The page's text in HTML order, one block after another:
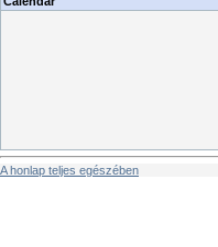
A honlap teljes egészében